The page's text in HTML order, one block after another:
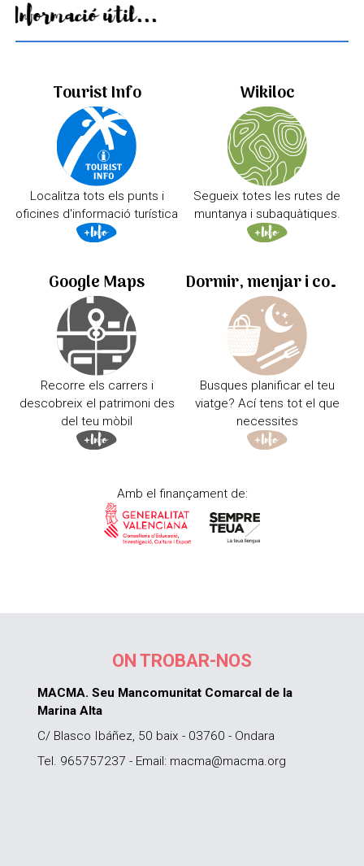
Informació útil...
Tourist Info
Localitza tots els punts i
oficines d'informació turística
Wikiloc
Segueix totes les rutes de
muntanya i subaquàtiques.
Google Maps
Recorre els carrers i
descobreix el patrimoni des
del teu mòbil
Dormir, menjar i comprar
Busques planificar el teu
viatge? Ací tens tot el que
necessites
Amb el finançament de:
ON TROBAR-NOS
MACMA. Seu Mancomunitat Comarcal de la
Marina Alta
C/ Blasco Ibáñez, 50 baix - 03760 - Ondara
Tel. 965757237 - Email: macma@macma.org